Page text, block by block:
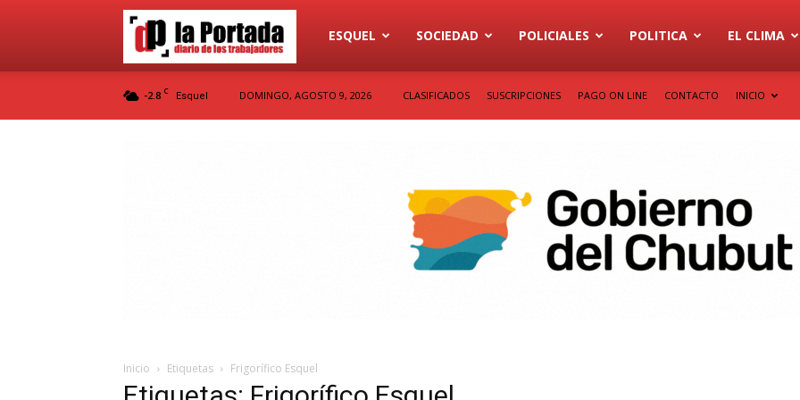
Diario
ESQUEL SOCIEDAD POLICIALES POLITICA EL CLIMA
-2.8 C Esquel DOMINGO, AGOSTO 9, 2026 CLASIFICADOS SUSCRIPCIONES PAGO ON LINE CONTACTO INICIO
Inicio Etiquetas Frigorífico Esquel